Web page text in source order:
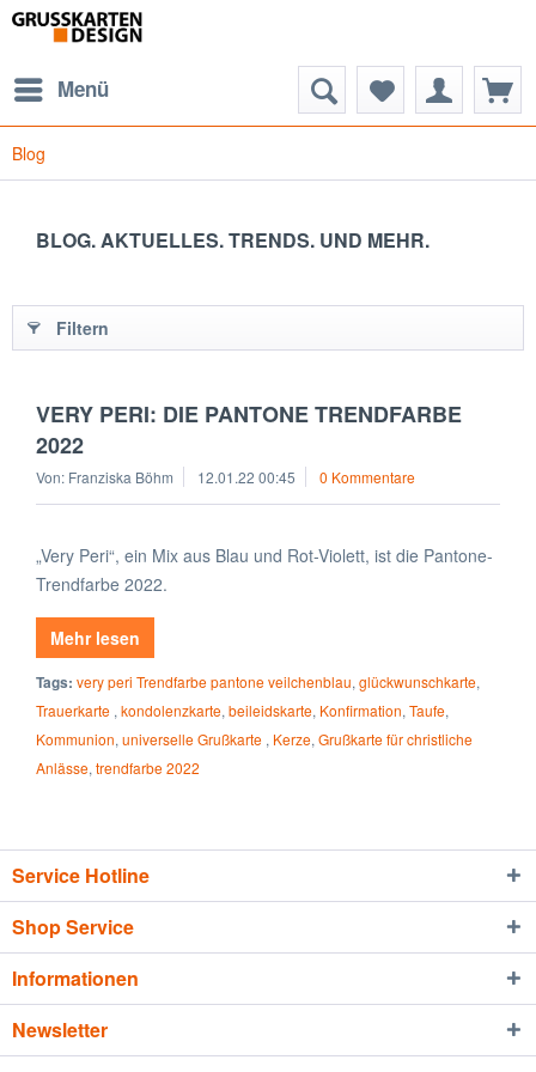
Menü
Blog
BLOG. AKTUELLES. TRENDS. UND MEHR.
Filtern
VERY PERI: DIE PANTONE TRENDFARBE
2022
Von: Franziska Böhm 12.01.22 00:45 0 Kommentare
„Very Peri“, ein Mix aus Blau und Rot-Violett, ist die Pantone-
Trendfarbe 2022.
Mehr lesen
Tags: very peri Trendfarbe pantone veilchenblau, glückwunschkarte,
Trauerkarte , kondolenzkarte, beileidskarte, Konfirmation, Taufe,
Kommunion, universelle Grußkarte , Kerze, Grußkarte für christliche
Anlässe, trendfarbe 2022
Service Hotline
Shop Service
Informationen
Newsletter